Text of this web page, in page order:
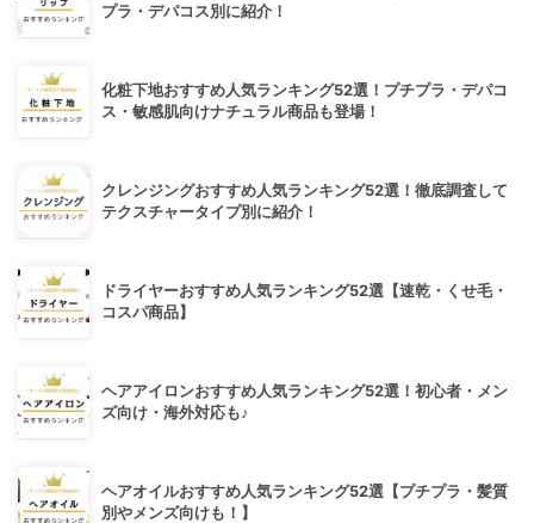
プラ・デパコス別に紹介！
化粧下地おすすめ人気ランキング52選！プチプラ・デパコ
ス・敏感肌向けナチュラル商品も登場！
クレンジングおすすめ人気ランキング52選！徹底調査して
テクスチャータイプ別に紹介！
ドライヤーおすすめ人気ランキング52選【速乾・くせ毛・
コスパ商品】
ヘアアイロンおすすめ人気ランキング52選！初心者・メン
ズ向け・海外対応も♪
ヘアオイルおすすめ人気ランキング52選【プチプラ・髪質
別やメンズ向けも！】